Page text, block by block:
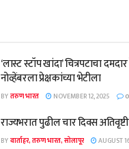
‘लास्ट स्टॉप खांदा’ चित्रपटाचा
नोव्हेंबरला प्रेक्षकांच्या भेटीला
BYतरुण भारत NOVEMBER 12, 2025 0
राज्यभरात पुढील चार दिवस
BYवार्ताहर, तरुण भारत, सोलापूर AUGUST